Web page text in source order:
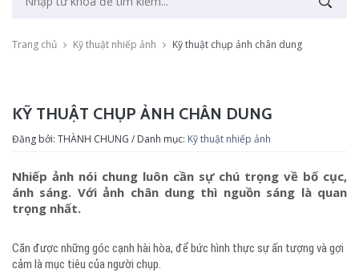
Trang chủ Kỹ thuật nhiếp ảnh Kỹ thuật chụp ảnh chân dung
KỸ THUẬT CHỤP ẢNH CHÂN DUNG
Đăng bởi: THÀNH CHUNG / Danh mục: Kỹ thuật nhiếp ảnh
Nhiếp ảnh nói chung luôn cần sự chú trọng về bố cục,
ánh sáng. Với ảnh chân dung thì nguồn sáng là quan
trọng nhất.
Căn được những góc cạnh hài hòa, để bức hình thực sự ấn tượng và gợi
cảm là mục tiêu của người chụp.